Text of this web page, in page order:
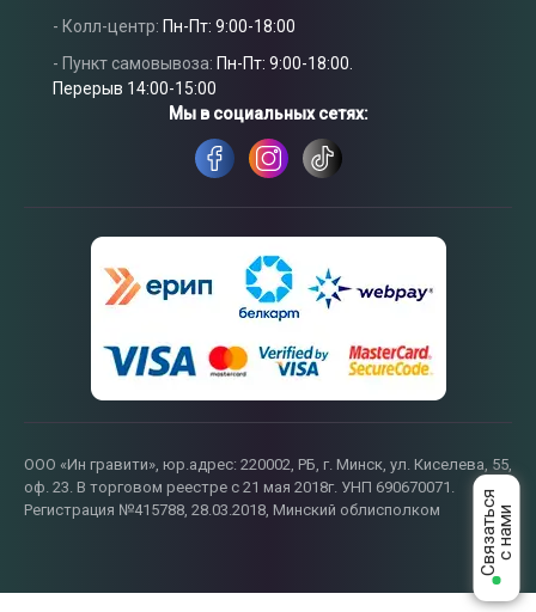
- Колл-центр: Пн-Пт: 9:00-18:00
- Пункт самовывоза: Пн-Пт: 9:00-18:00.
Перерыв 14:00-15:00
Мы в социальных сетях:
ООО «Ин гравити», юр.адрес: 220002, РБ, г. Минск, ул. Киселева, 55,
оф. 23. В торговом реестре с 21 мая 2018г. УНП 690670071.
Регистрация №415788, 28.03.2018, Минский облисполком